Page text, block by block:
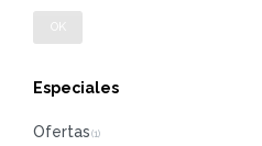
OK
Especiales